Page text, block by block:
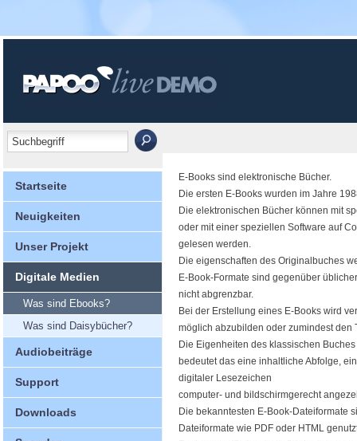
Startseite
Neuigkeiten
Unser Projekt
Digitale Medien
Was sind Ebooks?
Was sind Daisybücher?
Audiobeiträge
Support
Downloads
E-Books sind elektronische Bücher.
Die ersten E-Books wurden im Jahre
Die elektronischen Bücher können mit
oder mit einer speziellen Software auf
gelesen werden.
Die eigenschaften des Originalbuches
E-Book-Formate sind gegenüber
nicht abgrenzbar.
Bei der Erstellung eines E-Books wird
möglich abzubilden oder zumindest den
Die Eigenheiten des klassischen
bedeutet das eine inhaltliche Abfolge,
digitaler Lesezeichen
computer- und bildschirmgerecht
Die bekanntesten E-Book-Dateiformate
Dateiformate wie PDF oder HTML